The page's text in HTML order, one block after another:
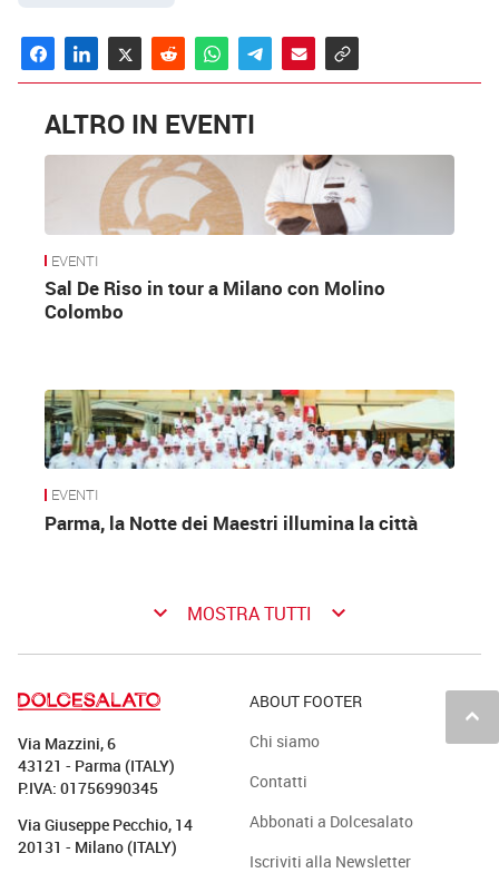
ALTRO IN EVENTI
EVENTI
Sal De Riso in tour a Milano con Molino
Colombo
EVENTI
Parma, la Notte dei Maestri illumina la città
keyboard_arrow_down MOSTRA TUTTI keyboard_arrow_down
keyboard_arrow_up
Via Mazzini, 6
43121 - Parma (ITALY)
P.IVA: 01756990345
Via Giuseppe Pecchio, 14
20131 - Milano (ITALY)
ABOUT FOOTER
Chi siamo
Contatti
Abbonati a Dolcesalato
Iscriviti alla Newsletter